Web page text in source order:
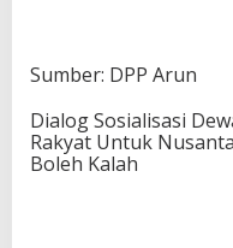
Sumber: DPP Arun
Dialog Sosialisasi
Rakyat Untuk
Boleh Kalah